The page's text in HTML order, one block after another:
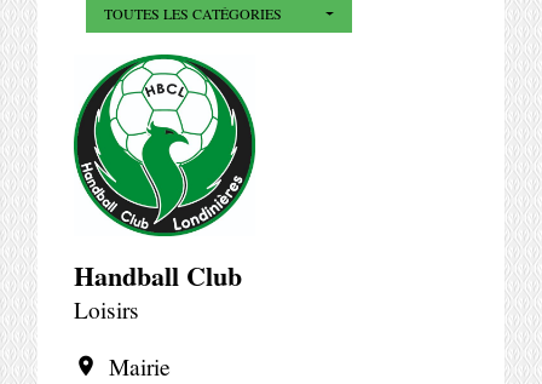
TOUTES LES CATÉGORIES
Handball Club
Loisirs
location_on
Mairie